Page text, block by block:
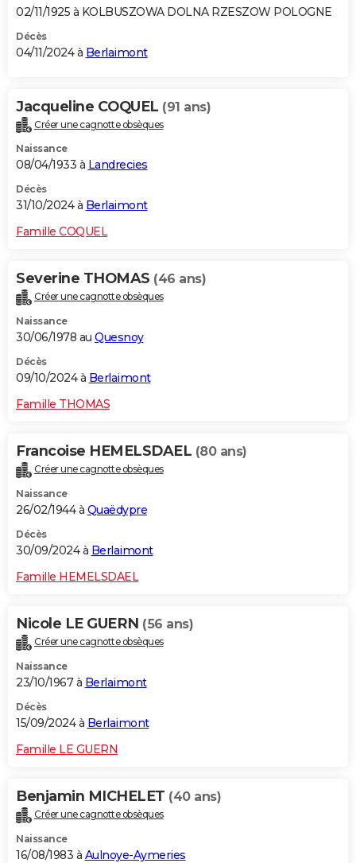
02/11/1925 à KOLBUSZOWA DOLNA RZESZOW POLOGNE
Décès
04/11/2024 à Berlaimont
Jacqueline COQUEL (91 ans)
Créer une cagnotte obsèques
Naissance
08/04/1933 à Landrecies
Décès
31/10/2024 à Berlaimont
Famille COQUEL
Severine THOMAS (46 ans)
Créer une cagnotte obsèques
Naissance
30/06/1978 au Quesnoy
Décès
09/10/2024 à Berlaimont
Famille THOMAS
Francoise HEMELSDAEL (80 ans)
Créer une cagnotte obsèques
Naissance
26/02/1944 à Quaëdypre
Décès
30/09/2024 à Berlaimont
Famille HEMELSDAEL
Nicole LE GUERN (56 ans)
Créer une cagnotte obsèques
Naissance
23/10/1967 à Berlaimont
Décès
15/09/2024 à Berlaimont
Famille LE GUERN
Benjamin MICHELET (40 ans)
Créer une cagnotte obsèques
Naissance
16/08/1983 à Aulnoye-Aymeries